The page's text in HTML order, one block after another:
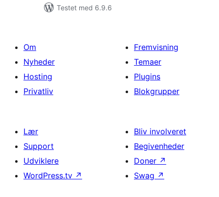
Testet med 6.9.6
Om
Nyheder
Hosting
Privatliv
Fremvisning
Temaer
Plugins
Blokgrupper
Lær
Support
Udviklere
WordPress.tv ↗
Bliv involveret
Begivenheder
Doner ↗
Swag ↗